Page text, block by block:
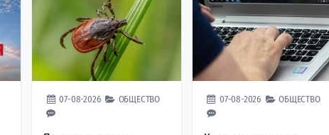
07-08-2026 ОБЩЕСТВО 07-08-2026 ОБЩЕСТВО